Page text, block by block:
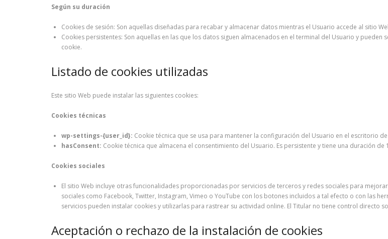
Según su duración
Cookies de sesión: Son aquellas diseñadas para recabar y almacenar datos mientras el Usuario accede al sitio
Cookies persistentes: Son aquellas en las que los datos siguen almacenados en el terminal del Usuario y
cookie.
Listado de cookies utilizadas
Este sitio Web puede instalar las siguientes cookies:
Cookies técnicas
wp-settings-{user_id}: Cookie técnica que se usa para mantener la configuración del Usuario en el escritorio
hasConsent: Cookie técnica que almacena el consentimiento del Usuario. Es persistente y tiene una duración de
Cookies sociales
El sitio Web incluye otras funcionalidades proporcionadas por servicios de terceros y redes sociales para
sociales como Facebook, Twitter, Instagram, Vimeo o YouTube con los botones incluidos a tal efecto o con las
servicios pueden instalar cookies y utilizarlas para rastrear su actividad online. El Titular no tiene control directo
Aceptación o rechazo de la instalación de cookies